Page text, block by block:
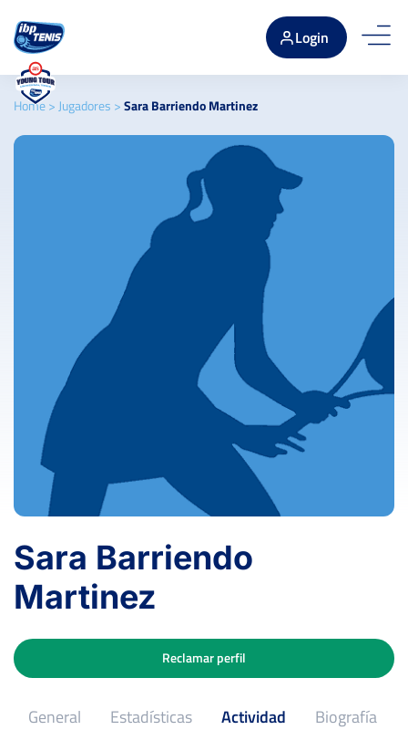
Login
Home> Jugadores >Sara Barriendo Martinez
Sara Barriendo
Martinez
General Estadísticas Actividad Biografía
Reclamar perfil